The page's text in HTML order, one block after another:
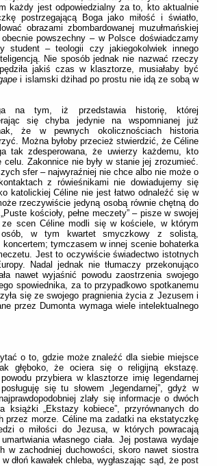
każdy jest odpowiedzialny za to, kto aktualnie
postrzegającą Boga jako miłość i światło,
obrazami zbombardowanej muzułmańskiej
powszechny – w Polsce doświadczamy
student – teologii czy jakiegokolwiek innego
Nie sposób jednak nie nazwać rzeczy
jakiś czas w klasztorze, musiałaby być
i islamski dżihad po prostu nie idą ze sobą w
na tym, iż przedstawia historię, której
się chyba jedynie na wspomnianej już
że w pewnych okolicznościach historia
Można byłoby przecież stwierdzić, że Céline
tak zdesperowana, że uwierzy każdemu, kto
Zakonnice nie były w stanie jej zrozumieć.
sfer – najwyraźniej nie chce albo nie może o
z rówieśnikami nie dowiadujemy się
katolickiej Céline nie jest łatwo odnaleźć się w
rzeczywiście jedyną osobą równie chętną do
kościoły, pełne meczety” – pisze w swojej
scen Céline modli się w kościele, w którym
w tym kwartet smyczkowy z solistą,
tymczasem w innej scenie bohaterka
Jest to oczywiście świadectwo istotnych
Nadal jednak nie tłumaczy przekonująco
nawet wyjaśnić powodu zaostrzenia swojego
spowiednika, za to przypadkowo spotkanemu
się ze swojego pragnienia życia z Jezusem i
przez Dumonta wymaga wiele intelektualnego
o to, gdzie może znaleźć dla siebie miejsce
głęboko, że ociera się o religijną ekstazę.
przybiera w klasztorze imię legendarnej
się tu słowem „legendarnej”, gdyż w
zlały się informacje o dwóch
książki „Ekstazy kobiece”, przyrównanych do
przez morze. Céline ma zadatki na ekstatyczkę
o miłości do Jezusa, w których powracają
własnego ciała. Jej postawa wydaje
w zachodniej duchowości, skoro nawet siostra
dłoń kawałek chleba, wygłaszając sąd, że post